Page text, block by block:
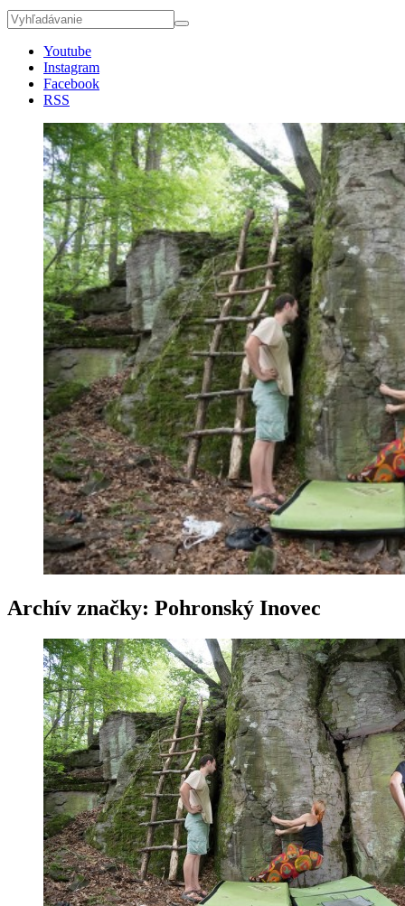
Youtube
Instagram
Facebook
RSS
Archív značky: Pohronský Inovec